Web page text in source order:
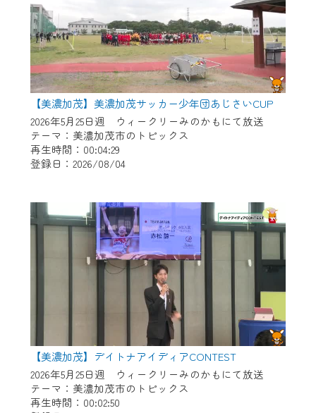
【美濃加茂】美濃加茂サッカー少年団あじさいCUP
2026年5月25日週 ウィークリーみのかもにて放送
テーマ：美濃加茂市のトピックス
再生時間：00:04:29
登録日：2026/08/04
【美濃加茂】デイトナアイディアCONTEST
2026年5月25日週 ウィークリーみのかもにて放送
テーマ：美濃加茂市のトピックス
再生時間：00:02:50